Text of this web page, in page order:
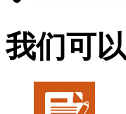
我们可